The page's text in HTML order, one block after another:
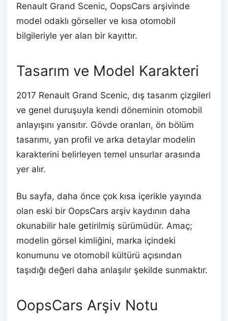
Renault Grand Scenic, OopsCars arşivinde
model odaklı görseller ve kısa otomobil
bilgileriyle yer alan bir kayıttır.
Tasarım ve Model Karakteri
2017 Renault Grand Scenic, dış tasarım çizgileri
ve genel duruşuyla kendi döneminin otomobil
anlayışını yansıtır. Gövde oranları, ön bölüm
tasarımı, yan profil ve arka detaylar modelin
karakterini belirleyen temel unsurlar arasında
yer alır.
Bu sayfa, daha önce çok kısa içerikle yayında
olan eski bir OopsCars arşiv kaydının daha
okunabilir hale getirilmiş sürümüdür. Amaç;
modelin görsel kimliğini, marka içindeki
konumunu ve otomobil kültürü açısından
taşıdığı değeri daha anlaşılır şekilde sunmaktır.
OopsCars Arşiv Notu